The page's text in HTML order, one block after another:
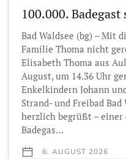
100.000.
Bad Waldsee (bg) – Mit
Familie Thoma nicht
Elisabeth Thoma aus
August, um 14.36 Uhr
Enkelkindern Johann
Strand- und Freibad
herzlich begrüßt – einer
Badegas…
6. AUGUST 2026